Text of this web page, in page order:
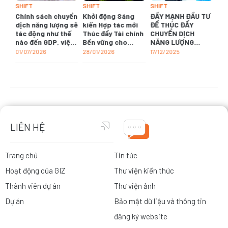
SHIFT
Chính sách chuyển
dịch năng lượng sẽ
tác động như thế
nào đến GDP, việc
làm hay tăng
01/07/2026
SHIFT
Khởi động Sáng
kiến Hợp tác mới
Thúc đẩy Tài chính
Bền vững cho
Chuyển dịch Xanh
28/01/2026
SHIFT
ĐẨY MẠNH ĐẦU TƯ
ĐỂ THÚC ĐẨY
CHUYỂN DỊCH
NĂNG LƯỢNG
XANH
17/12/2025
LIÊN HỆ
Trang chủ
Hoạt động của GIZ
Thành viên dự án
Dự án
Tin tức
Thư viện kiến thức
Thư viện ảnh
Bảo mật dữ liệu và thông tin
đăng ký website